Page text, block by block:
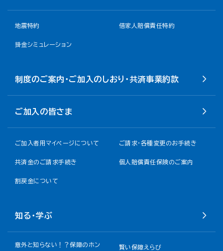
地震特約 借家人賠償責任特約
掛金シミュレーション
制度のご案内・ご加入のしおり・共済事業約款
ご加入の皆さま
ご加入者用マイページについて ご請求・各種変更のお手続き
共済金のご請求手続き 個人賠償責任保険のご案内
割戻金について​
知る・学ぶ
意外と知らない！？保障のホン
賢い保障えらび